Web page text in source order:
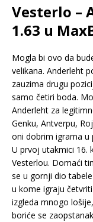
Vesterlo –
1.63 u
Mogla bi ovo da
velikana. Anderleht
zauzima drugu
samo četiri boda.
Anderleht za
Genku, Antverpu,
oni dobrim igrama u
U prvoj utakmici 16.
Vesterlou. Domaći
se u gornji dio
u kome igraju
izgleda mnogo
boriće se